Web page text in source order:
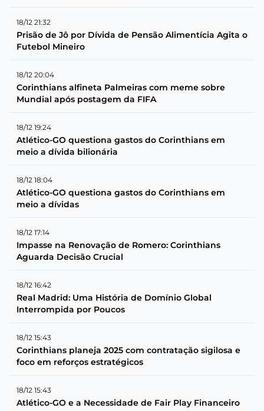
18/12 21:32
Prisão de Jô por Dívida de Pensão Alimentícia Agita o
Futebol Mineiro
18/12 20:04
Corinthians alfineta Palmeiras com meme sobre
Mundial após postagem da FIFA
18/12 19:24
Atlético-GO questiona gastos do Corinthians em
meio a dívida bilionária
18/12 18:04
Atlético-GO questiona gastos do Corinthians em
meio a dívidas
18/12 17:14
Impasse na Renovação de Romero: Corinthians
Aguarda Decisão Crucial
18/12 16:42
Real Madrid: Uma História de Domínio Global
Interrompida por Poucos
18/12 15:43
Corinthians planeja 2025 com contratação sigilosa e
foco em reforços estratégicos
18/12 15:43
Atlético-GO e a Necessidade de Fair Play Financeiro